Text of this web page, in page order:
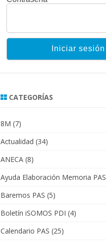
CATEGORÍAS
8M (7)
Actualidad (34)
ANECA(8)
Ayuda Elaboración Memoria PAS
Baremos PAS (5)
Boletín iSOMOS PDI (4)
Calendario PAS (25)